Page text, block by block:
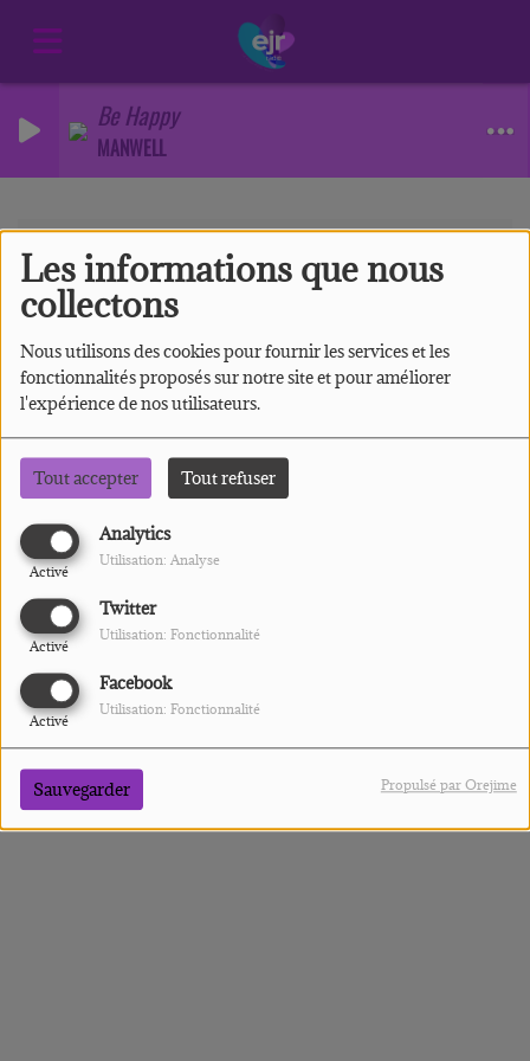
Les informations que nous
collectons
Nous utilisons des cookies pour fournir les services et les
fonctionnalités proposés sur notre site et pour améliorer
l'expérience de nos utilisateurs.
Tout accepter Tout refuser
Analytics
Activé
Utilisation: Analyse
Twitter
Activé
Utilisation: Fonctionnalité
Facebook
Activé
Utilisation: Fonctionnalité
Sauvegarder Propulsé par Orejime
Be Happy
MANWELL
Equipes Technique
Technique
ALEXIS